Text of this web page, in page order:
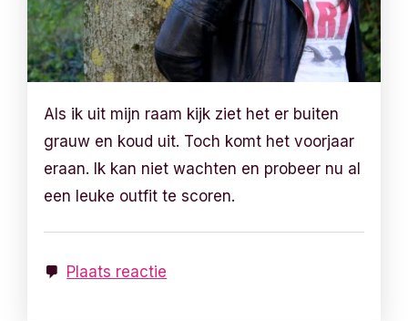
Als ik uit mijn raam kijk ziet het er buiten
grauw en koud uit. Toch komt het voorjaar
eraan. Ik kan niet wachten en probeer nu al
een leuke outfit te scoren.
Plaats reactie